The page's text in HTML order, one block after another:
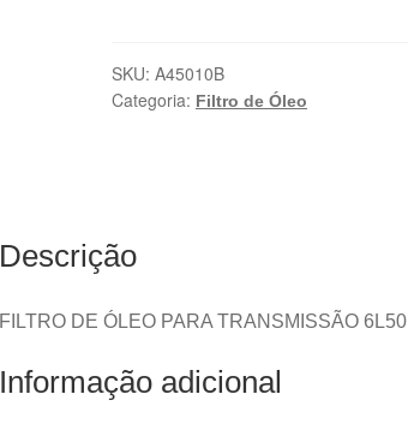
SKU: A45010B
Categoria: Filtro de Óleo
Descrição
FILTRO DE ÓLEO PARA TRANSMISSÃO 6L50
Informação adicional